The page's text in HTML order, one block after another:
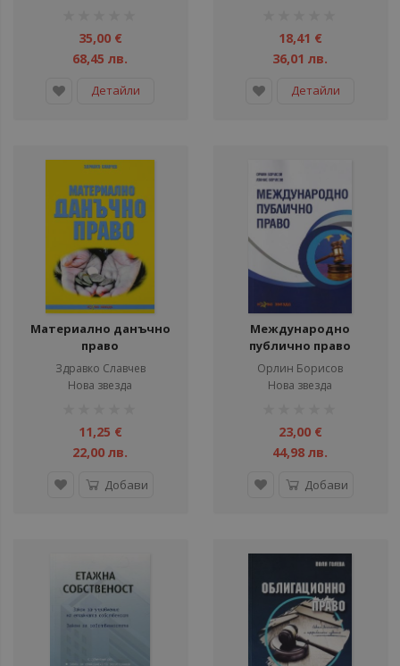
35,00 €
68,45 лв.
Детайли
18,41 €
36,01 лв.
Детайли
Материално данъчно
право
Здравко Славчев
Нова звезда
11,25 €
22,00 лв.
Добави
Международно
публично право
Орлин Борисов
Нова звезда
23,00 €
44,98 лв.
Добави